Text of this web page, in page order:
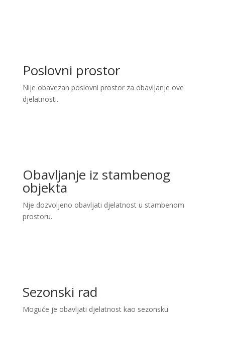
Poslovni prostor
Nije obavezan poslovni prostor za obavljanje ove
djelatnosti.
Obavljanje iz stambenog
objekta
Nje dozvoljeno obavljati djelatnost u stambenom
prostoru.
Sezonski rad
Moguće je obavljati djelatnost kao sezonsku